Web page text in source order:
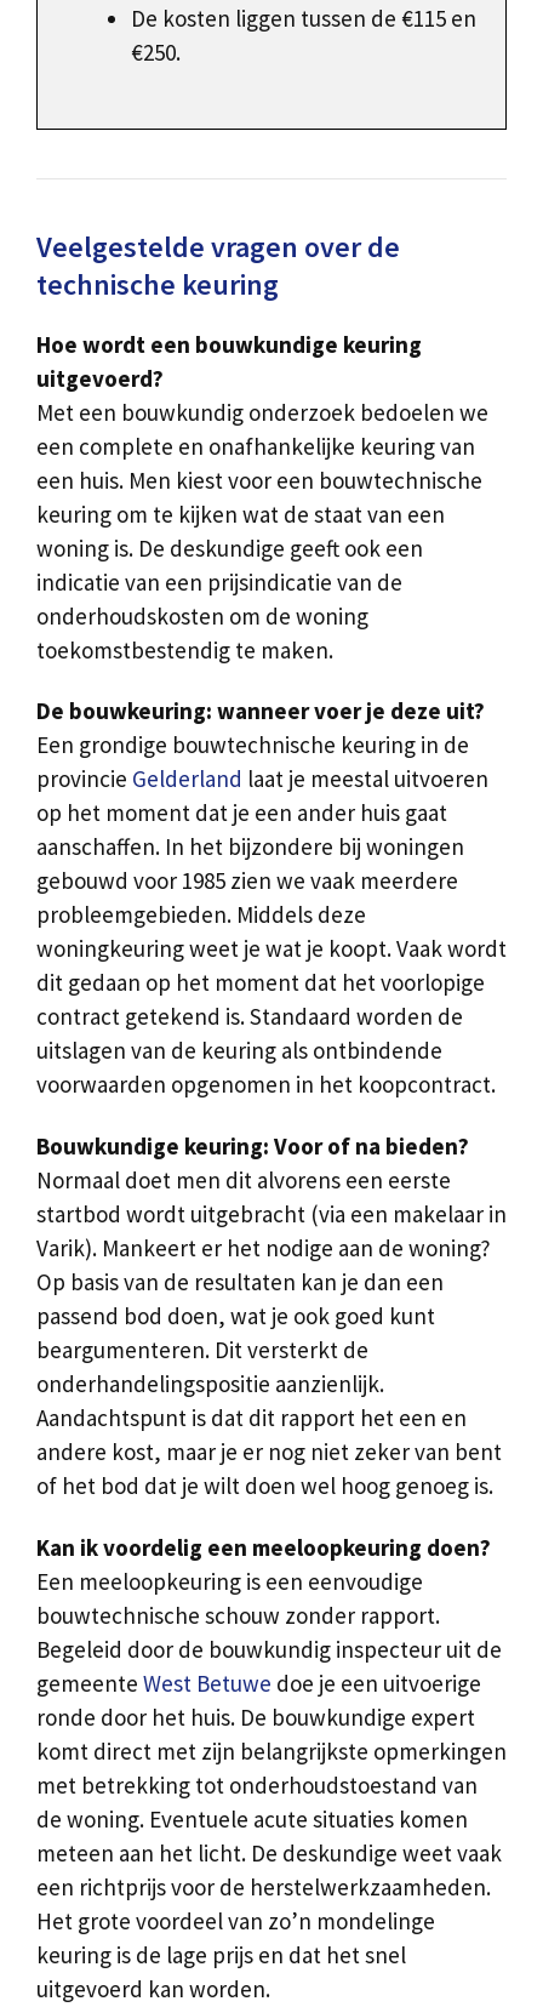
De kosten liggen tussen de €115 en
€250.
Veelgestelde vragen over de
technische keuring
Hoe wordt een bouwkundige keuring
uitgevoerd?
Met een bouwkundig onderzoek bedoelen we
een complete en onafhankelijke keuring van
een huis. Men kiest voor een bouwtechnische
keuring om te kijken wat de staat van een
woning is. De deskundige geeft ook een
indicatie van een prijsindicatie van de
onderhoudskosten om de woning
toekomstbestendig te maken.
De bouwkeuring: wanneer voer je deze uit?
Een grondige bouwtechnische keuring in de
provincie Gelderland laat je meestal uitvoeren
op het moment dat je een ander huis gaat
aanschaffen. In het bijzondere bij woningen
gebouwd voor 1985 zien we vaak meerdere
probleemgebieden. Middels deze
woningkeuring weet je wat je koopt. Vaak wordt
dit gedaan op het moment dat het voorlopige
contract getekend is. Standaard worden de
uitslagen van de keuring als ontbindende
voorwaarden opgenomen in het koopcontract.
Bouwkundige keuring: Voor of na bieden?
Normaal doet men dit alvorens een eerste
startbod wordt uitgebracht (via een makelaar in
Varik). Mankeert er het nodige aan de woning?
Op basis van de resultaten kan je dan een
passend bod doen, wat je ook goed kunt
beargumenteren. Dit versterkt de
onderhandelingspositie aanzienlijk.
Aandachtspunt is dat dit rapport het een en
andere kost, maar je er nog niet zeker van bent
of het bod dat je wilt doen wel hoog genoeg is.
Kan ik voordelig een meeloopkeuring doen?
Een meeloopkeuring is een eenvoudige
bouwtechnische schouw zonder rapport.
Begeleid door de bouwkundig inspecteur uit de
gemeente West Betuwe doe je een uitvoerige
ronde door het huis. De bouwkundige expert
komt direct met zijn belangrijkste opmerkingen
met betrekking tot onderhoudstoestand van
de woning. Eventuele acute situaties komen
meteen aan het licht. De deskundige weet vaak
een richtprijs voor de herstelwerkzaamheden.
Het grote voordeel van zo’n mondelinge
keuring is de lage prijs en dat het snel
uitgevoerd kan worden.